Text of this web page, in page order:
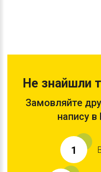
Не знайшли
Замовляйте
напису в
1